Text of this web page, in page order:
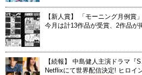
【新人賞】 「モーニング月例賞
今月は計13作品が受賞、2作品が
【続報】 中島健人主演ドラマ『
Netflixにて世界配信決定! ヒロイ